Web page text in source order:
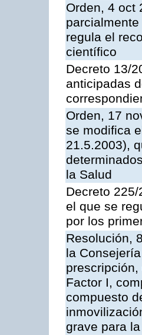
Orden, 4 oct
regula el
científico
Decreto 13/
anticipadas
Orden, 17
se modifica
21.5.2003),
la Salud
Decreto
el que se
por los
Resolución,
la
Factor I,
compuesto
grave para